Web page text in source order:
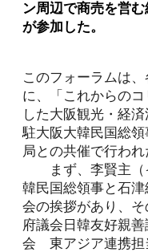
ン周辺で商売を営
が参加した。
このフォーラムは
に、「これからの
した大阪観光・経
駐大阪大韓民国総
局との共催で行われ
まず、李賢主（
韓民国総領事と石
会の挨拶があり、
府議会日韓友好親
会 東アジア連携担